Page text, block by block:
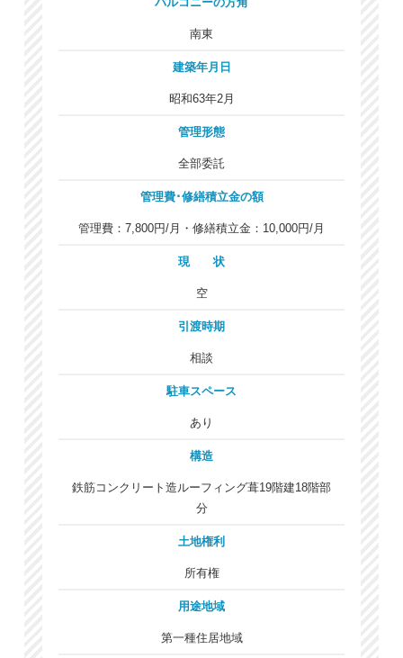
南東
建築年月日
昭和63年2月
管理形態
全部委託
管理費･修繕積立金の額
管理費：7,800円/月・修繕積立金：10,000円/月
現 状
空
引渡時期
相談
駐車スペース
あり
構造
鉄筋コンクリート造ルーフィング葺19階建18階部
分
土地権利
所有権
用途地域
第一種住居地域